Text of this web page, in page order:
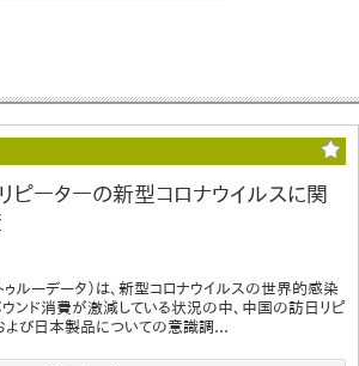
ピーターの新型コロナウイルスに関
ゥルーデータ）は、新型コロナウイルスの世界的感染
ンド消費が激減している状況の中、中国の訪日リピ
よび日本製品についての意識調...